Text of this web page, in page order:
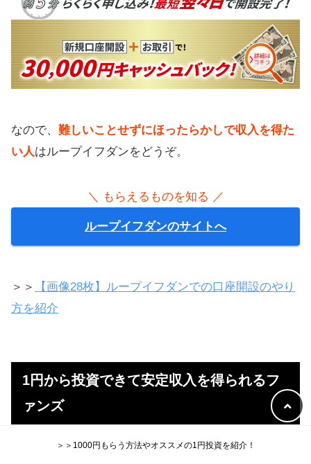
なので、 難しいことせずにほったらかしで収入を得た
い人はループイフダンをどうぞ。
＼ もらえるものを知る ／
ループイフダンのサイトへ
＞＞
【画像28枚】ループイフダンでの口座開設のやり
方を紹介
1円から投資できて安定収入を得られるフ
ァンズ
たった「1円」から投資できる「Funds（ファンズ）
＞＞1000円もらう方法やオススメの1円投資を紹介！